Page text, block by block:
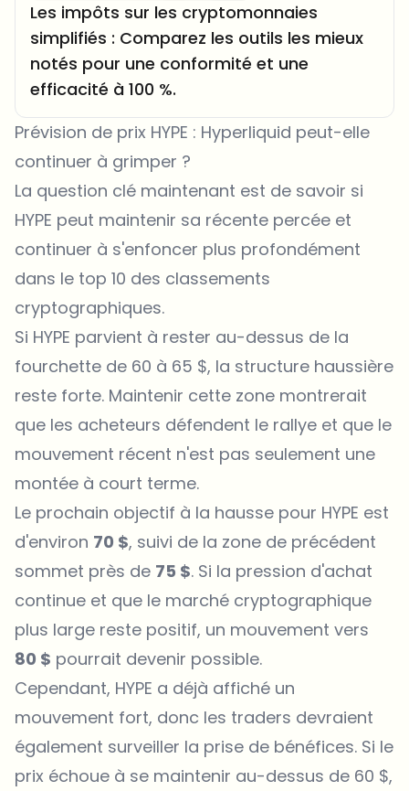
Les impôts sur les cryptomonnaies
simplifiés : Comparez les outils les mieux
notés pour une conformité et une
efficacité à 100 %.
Prévision de prix HYPE : Hyperliquid peut-elle
continuer à grimper ?
La question clé maintenant est de savoir si
HYPE peut maintenir sa récente percée et
continuer à s'enfoncer plus profondément
dans le top 10 des classements
cryptographiques.
Si HYPE parvient à rester au-dessus de la
fourchette de 60 à 65 $, la structure haussière
reste forte. Maintenir cette zone montrerait
que les acheteurs défendent le rallye et que le
mouvement récent n'est pas seulement une
montée à court terme.
Le prochain objectif à la hausse pour HYPE est
d'environ 70 $, suivi de la zone de précédent
sommet près de 75 $. Si la pression d'achat
continue et que le marché cryptographique
plus large reste positif, un mouvement vers
80 $ pourrait devenir possible.
Cependant, HYPE a déjà affiché un
mouvement fort, donc les traders devraient
également surveiller la prise de bénéfices. Si le
prix échoue à se maintenir au-dessus de 60 $,